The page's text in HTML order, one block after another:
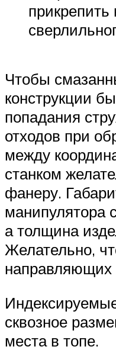
прикрепить
Чтобы
конструкции
попадания
отходов при
между
станком
фанеру.
манипулятора
а толщина
Желательно,
направляющих
сквозное
места в топе.